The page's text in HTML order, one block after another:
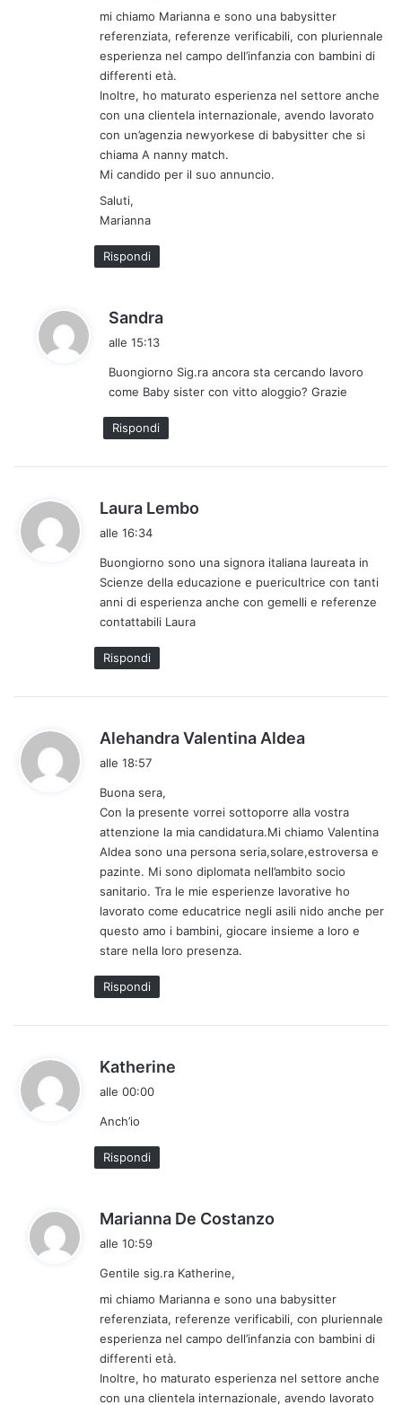
t
t
o
mi chiamo Marianna e sono una babysitter
referenziata, referenze verificabili, con pluriennale
esperienza nel campo dell’infanzia con bambini di
differenti età.
Inoltre, ho maturato esperienza nel settore anche
con una clientela internazionale, avendo lavorato
con un’agenzia newyorkese di babysitter che si
chiama A nanny match.
Mi candido per il suo annuncio.
Saluti,
Marianna
Rispondi
Sandra
e
t
t
o
alle 15:13
Buongiorno Sig.ra ancora sta cercando lavoro
come Baby sister con vitto aloggio? Grazie
Rispondi
Laura Lembo
e
t
t
alle 16:34
Buongiorno sono una signora italiana laureata in
Scienze della educazione e puericultrice con tanti
anni di esperienza anche con gemelli e referenze
contattabili Laura
Rispondi
Alehandra Valentina Aldea
t
t
o
:
alle 18:57
Buona sera,
Con la presente vorrei sottoporre alla vostra
attenzione la mia candidatura.Mi chiamo Valentina
Aldea sono una persona seria,solare,estroversa e
pazinte. Mi sono diplomata nell’ambito socio
sanitario. Tra le mie esperienze lavorative ho
lavorato come educatrice negli asili nido anche per
questo amo i bambini, giocare insieme a loro e
stare nella loro presenza.
Rispondi
Katherine
alle 00:00
Anch’io
Rispondi
Marianna De Costanzo
t
t
o
alle 10:59
Gentile sig.ra Katherine,
mi chiamo Marianna e sono una babysitter
referenziata, referenze verificabili, con pluriennale
esperienza nel campo dell’infanzia con bambini di
differenti età.
Inoltre, ho maturato esperienza nel settore anche
con una clientela internazionale, avendo lavorato